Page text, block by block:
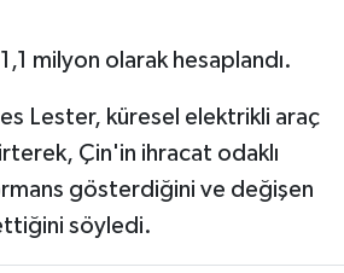
milyon olarak hesaplandı.
Lester, küresel elektrikli araç
Çin'in ihracat odaklı
gösterdiğini ve değişen
söyledi.